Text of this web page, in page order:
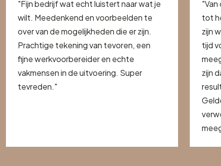
"Fijn bedrijf wat echt luistert naar wat je
wilt. Meedenkend en voorbeelden te
over van de mogelijkheden die er zijn.
Prachtige tekening van tevoren, een
fijne werkvoorbereider en echte
vakmensen in de uitvoering. Super
tevreden."
tot
zijn
tijd
zijn